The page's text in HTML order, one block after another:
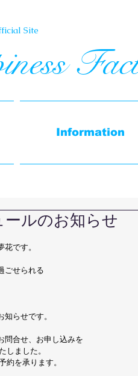
ールのお知らせ
です。
ごせられる
知らせです。
問合せ、お申し込みを
しました。
約を承ります。
Information
Site​